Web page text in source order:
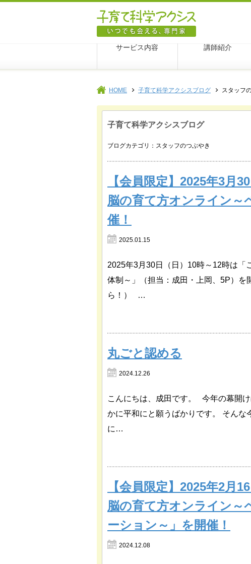
サービス内容 講師紹介
HOME 子育て科学アクシスブログ スタッフ
子育て科学アクシスブログ
ブログカテゴリ：スタッフのつぶやき
【会員限定】2025年3月
脳の育て方オンライン～
催！
2025.01.15
2025年3月30日（日）10時～12時は
体制～」（担当：成田・上岡、5P）
ら！） …
丸ごと認める
2024.12.26
こんにちは、成田です。 今年の幕開
かに平和にと願うばかりです。 そん
に…
【会員限定】2025年2月
脳の育て方オンライン
ーション～」を開催！
2024.12.08